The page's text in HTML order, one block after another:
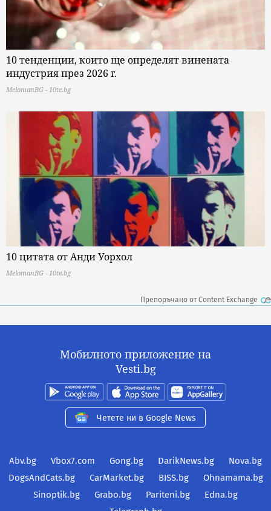
10 тенденции, които ще определят винената
индустрия през 2026 г.
MelomanBG - 10te.bg
10 цитата от Анди Уорхол
MelomanBG - 10te.bg
Препоръчано от Content Exchange
Мобилното приложение на
Vesti.bg
Четете ни в Google News
Abv.bg Vbox7.com Gong.bg DarikNews.bg
Nova.bg
DogsAndCats.bg
CarMarket.bg BISS.bg
Ohnamama.bg
Sinoptik.bg
Grabo.bg Pariteni.bg
Edna.bg